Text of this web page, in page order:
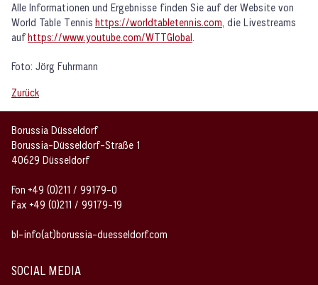
Alle Informationen und Ergebnisse finden Sie auf der Website von
World Table Tennis https://worldtabletennis.com, die Livestreams
aufhttps://www.youtube.com/WTTGlobal.
Foto: Jörg Fuhrmann
Zurück
Borussia Düsseldorf
Borussia-Düsseldorf-Straße 1
40629 Düsseldorf
Fon +49 (0)211 / 99179-0
Fax +49 (0)211 / 99179-19
bl-info(at)borussia-duesseldorf.com
SOCIAL MEDIA